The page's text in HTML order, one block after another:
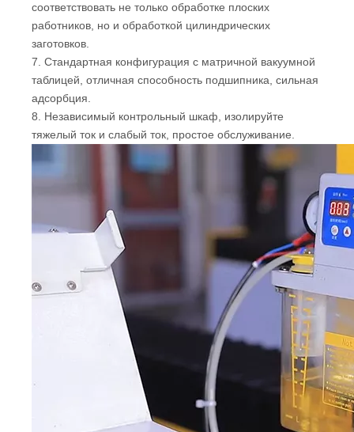
соответствовать не только обработке плоских
работников, но и обработкой цилиндрических
заготовков.
7. Стандартная конфигурация с матричной вакуумной
таблицей, отличная способность подшипника, сильная
адсорбция.
8. Независимый контрольный шкаф, изолируйте
тяжелый ток и слабый ток, простое обслуживание.